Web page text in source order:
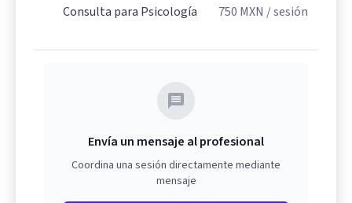
Consulta para Psicología
750 MXN / sesión
Envía un mensaje al profesional
Coordina una sesión directamente mediante
mensaje